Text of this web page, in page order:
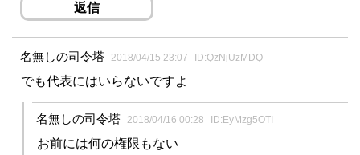
返信
名無しの司令塔 2018/04/15 23:07 ID:QzNjUzMDQ
でも代表にはいらないですよ
名無しの司令塔 2018/04/16 00:28 ID:EyMzg5OTI
お前には何の権限もない